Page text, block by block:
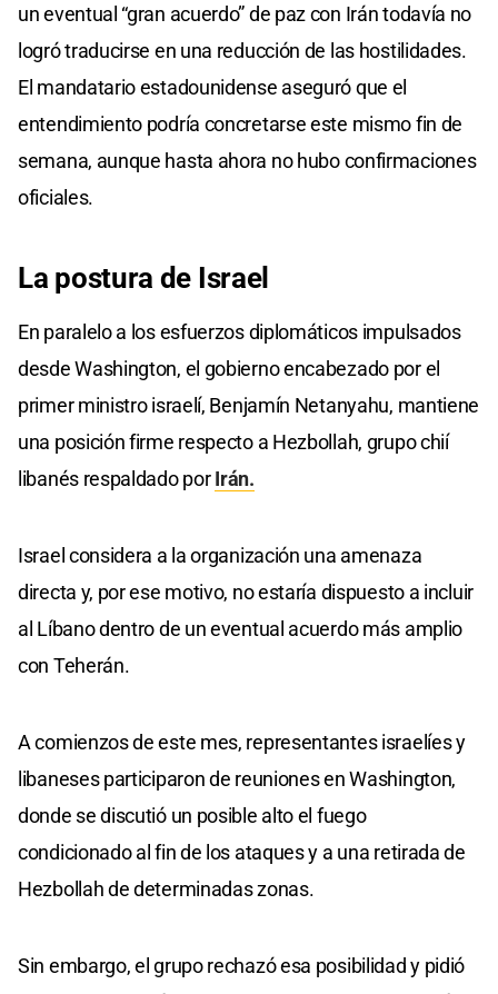
un eventual “gran acuerdo” de paz con Irán todavía no
logró traducirse en una reducción de las hostilidades.
El mandatario estadounidense aseguró que el
entendimiento podría concretarse este mismo fin de
semana, aunque hasta ahora no hubo confirmaciones
oficiales.
La postura de Israel
En paralelo a los esfuerzos diplomáticos impulsados
desde Washington, el gobierno encabezado por el
primer ministro israelí, Benjamín Netanyahu, mantiene
una posición firme respecto a Hezbollah, grupo chií
libanés respaldado porIrán.
Israel considera a la organización una amenaza
directa y, por ese motivo, no estaría dispuesto a incluir
al Líbano dentro de un eventual acuerdo más amplio
con Teherán.
A comienzos de este mes, representantes israelíes y
libaneses participaron de reuniones en Washington,
donde se discutió un posible alto el fuego
condicionado al fin de los ataques y a una retirada de
Hezbollah de determinadas zonas.
Sin embargo, el grupo rechazó esa posibilidad y pidió